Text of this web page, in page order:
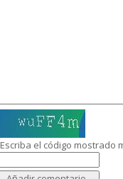
Escriba el código mostrado